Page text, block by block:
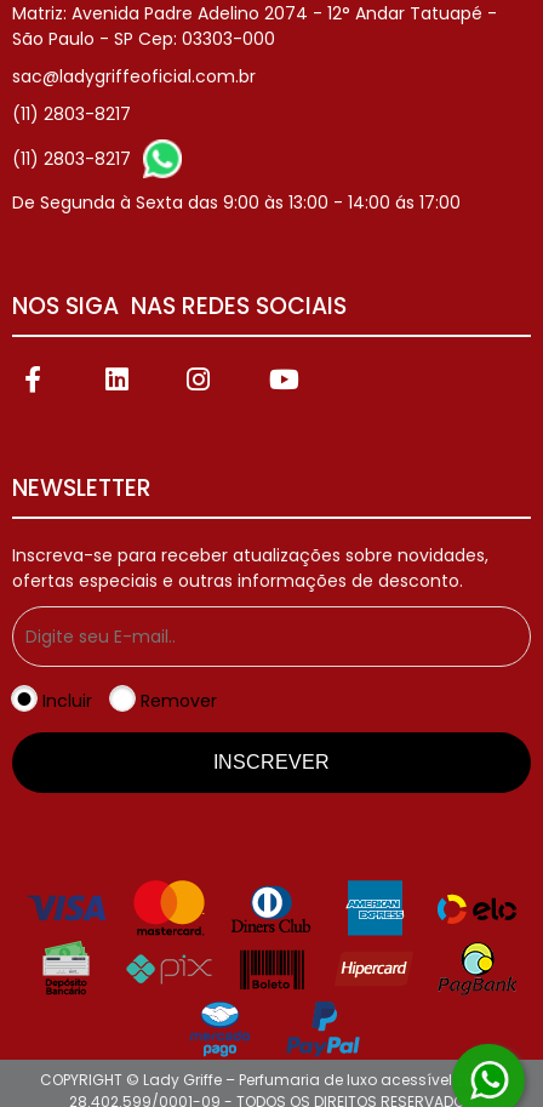
Matriz: Avenida Padre Adelino 2074 - 12° Andar Tatuapé -
São Paulo - SP Cep: 03303-000
sac@ladygriffeoficial.com.br
(11) 2803-8217
(11) 2803-8217
De Segunda à Sexta das 9:00 às 13:00 - 14:00 ás 17:00
NOS SIGA NAS REDES SOCIAIS
NEWSLETTER
Inscreva-se para receber atualizações sobre novidades,
ofertas especiais e outras informações de desconto.
Incluir Remover
INSCREVER
COPYRIGHT © Lady Griffe – Perfumaria de luxo acessível 2026 -
28.402.599/0001-09 - TODOS OS DIREITOS RESERVADOS